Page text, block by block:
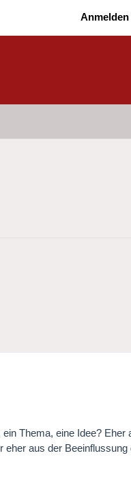
Thema, eine Idee? Eher
aus der